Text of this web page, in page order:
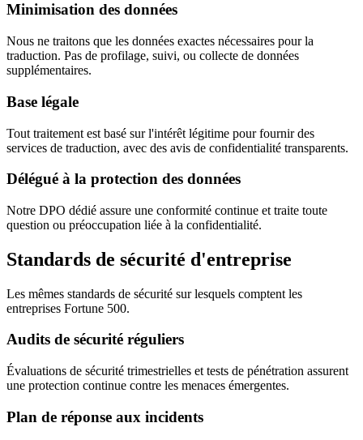
Minimisation des données
Nous ne traitons que les données exactes nécessaires pour la
traduction. Pas de profilage, suivi, ou collecte de données
supplémentaires.
Base légale
Tout traitement est basé sur l'intérêt légitime pour fournir des
services de traduction, avec des avis de confidentialité transparents.
Délégué à la protection des données
Notre DPO dédié assure une conformité continue et traite toute
question ou préoccupation liée à la confidentialité.
Standards de sécurité d'entreprise
Les mêmes standards de sécurité sur lesquels comptent les
entreprises Fortune 500.
Audits de sécurité réguliers
Évaluations de sécurité trimestrielles et tests de pénétration assurent
une protection continue contre les menaces émergentes.
Plan de réponse aux incidents